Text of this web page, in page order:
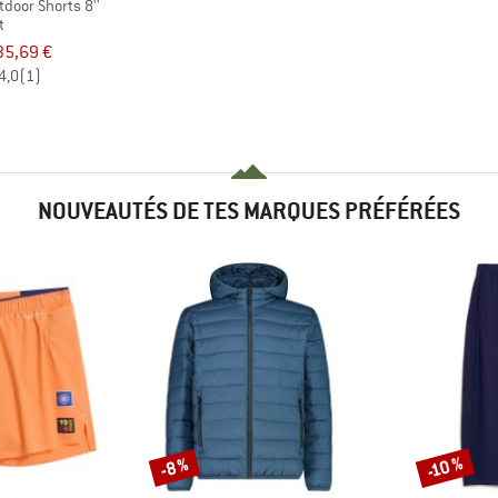
Shorts 8''
€
(1)
NOUVEAUTÉS DE TES MARQUES PRÉFÉRÉES
Remise
-8 % Remise
-10 %